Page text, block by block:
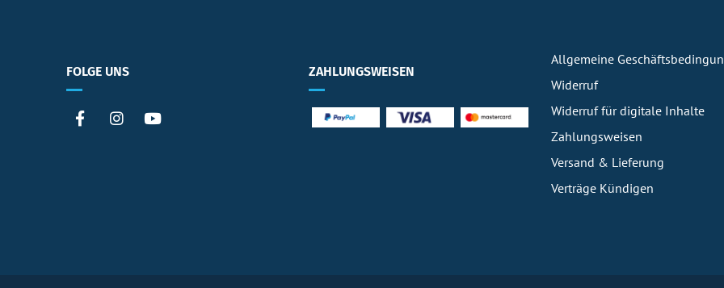
FOLGE UNS ZAHLUNGSWEISEN
Allgemeine
Widerruf
Widerruf für digitale Inhalte
Zahlungsweisen
Versand & Lieferung
Verträge Kündigen